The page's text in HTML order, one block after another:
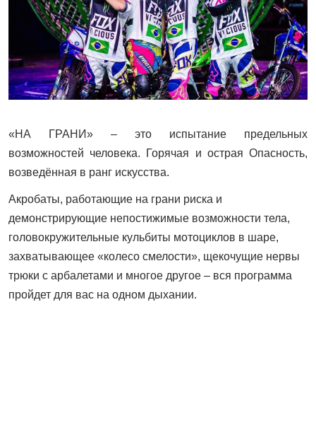
«НА ГРАНИ» – это испытание предельных
возможностей человека. Горячая и острая Опасность,
возведённая в ранг искусства.
Акробаты, работающие на грани риска и
демонстрирующие непостижимые возможности тела,
головокружительные кульбиты мотоциклов в шаре,
захватывающее «колесо смелости», щекочущие нервы
трюки с арбалетами и многое другое – вся программа
пройдет для вас на одном дыхании.